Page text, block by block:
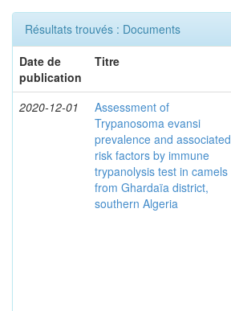
Résultats trouvés : Documents
Date de
publication
Titre
2020-12-01
Assessment of
Trypanosoma evansi
prevalence and associated
risk factors by immune
trypanolysis test in camels
from Ghardaïa district,
southern Algeria